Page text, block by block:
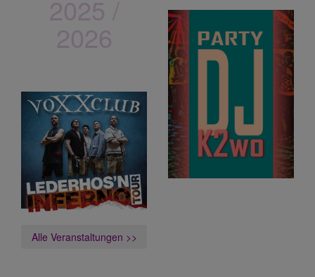
2025 /
2026
Alle Veranstaltungen >>